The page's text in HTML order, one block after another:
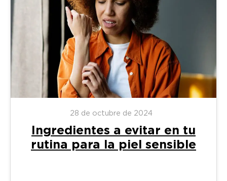
28 de octubre de 2024
Ingredientes a evitar en tu
rutina para la piel sensible